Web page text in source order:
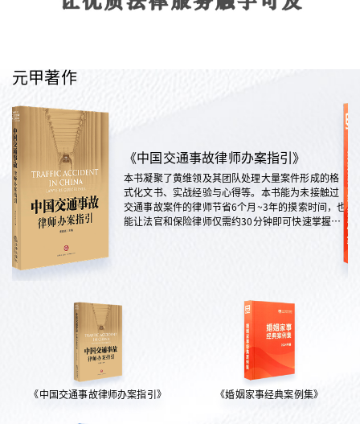
元甲著作
《中国交通事故律师办案指引》
本书凝聚了黄维领及其团队处理大量案件形成的格
式化文书、实战经验与心得等。本书能为未接触过
交通事故案件的律师节省6个月~3年的摸索时间，也
能让法官和保险律师仅需约30分钟即可快速掌握案
《中国交通事故律师办案指引》 《婚姻家事经典案例集》